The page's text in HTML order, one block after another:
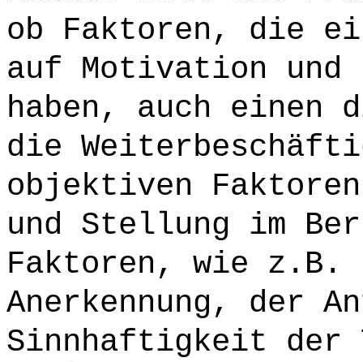
ob Faktoren, die
auf Motivation
haben, auch
die
objektiven Faktoren
und Stellung im
Faktoren, wie z.B.
Anerkennung, der
Sinnhaftigkeit